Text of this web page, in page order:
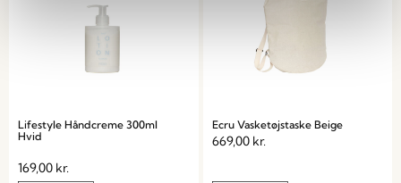
Lifestyle Håndcreme 300ml
Hvid
169,00 kr.
Ecru Vasketøjstaske Beige
669,00 kr.